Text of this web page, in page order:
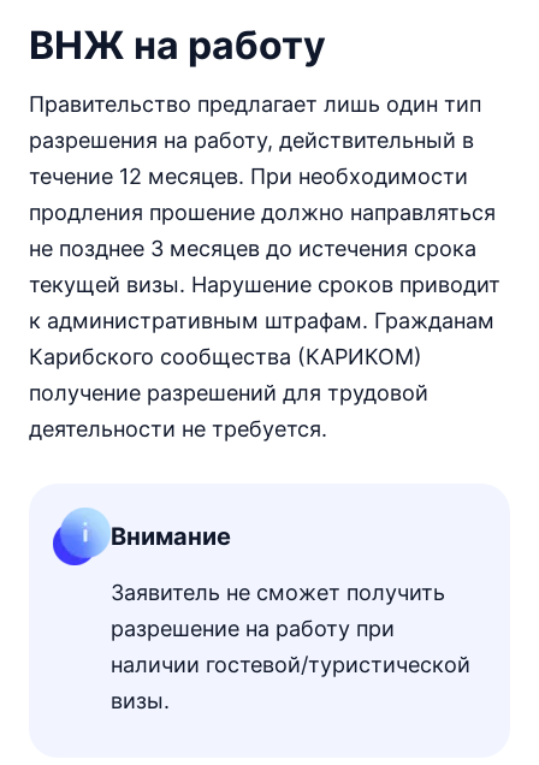
ВНЖ на работу
Правительство предлагает лишь один тип
разрешения на работу, действительный в
течение 12 месяцев. При необходимости
продления прошение должно направляться
не позднее 3 месяцев до истечения срока
текущей визы. Нарушение сроков приводит
к административным штрафам. Гражданам
Карибского сообщества (КАРИКОМ)
получение разрешений для трудовой
деятельности не требуется.
Внимание
Заявитель не сможет получить
разрешение на работу при
наличии гостевой/туристической
визы.